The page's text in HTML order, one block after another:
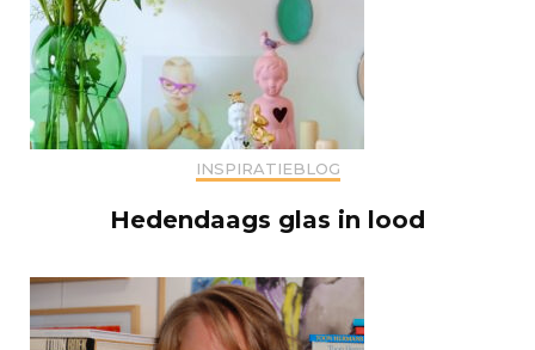
INSPIRATIEBLOG
Hedendaags glas in lood